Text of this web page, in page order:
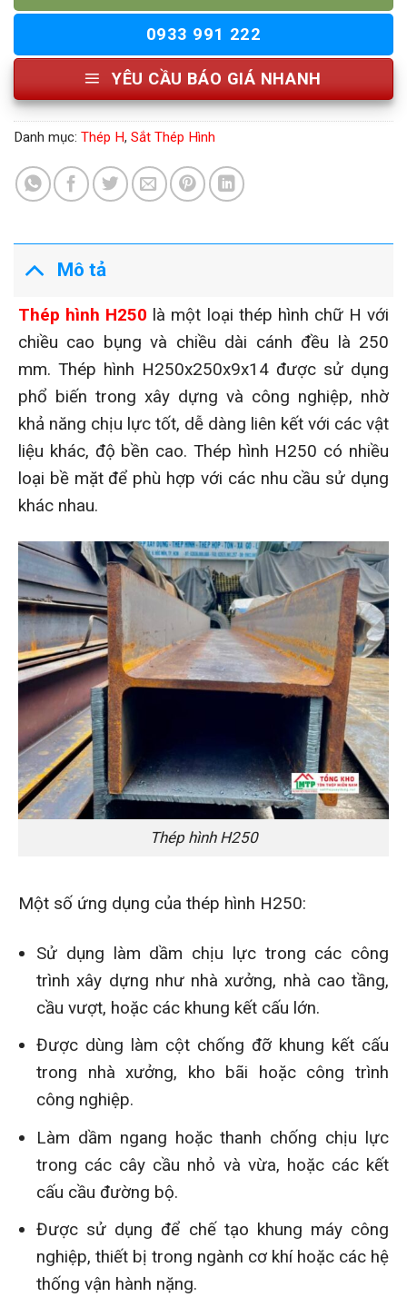
0933 991 222
YÊU CẦU BÁO GIÁ NHANH
Danh mục: Thép H, Sắt Thép Hình
Mô tả
Thép hình H250 là một loại thép hình chữ H với
chiều cao bụng và chiều dài cánh đều là 250
mm. Thép hình H250x250x9x14 được sử dụng
phổ biến trong xây dựng và công nghiệp, nhờ
khả năng chịu lực tốt, dễ dàng liên kết với các vật
liệu khác, độ bền cao. Thép hình H250 có nhiều
loại bề mặt để phù hợp với các nhu cầu sử dụng
khác nhau.
Thép hình H250
Một số ứng dụng của thép hình H250:
Sử dụng làm dầm chịu lực trong các công
trình xây dựng như nhà xưởng, nhà cao tầng,
cầu vượt, hoặc các khung kết cấu lớn.
Được dùng làm cột chống đỡ khung kết cấu
trong nhà xưởng, kho bãi hoặc công trình
công nghiệp.
Làm dầm ngang hoặc thanh chống chịu lực
trong các cây cầu nhỏ và vừa, hoặc các kết
cấu cầu đường bộ.
Được sử dụng để chế tạo khung máy công
nghiệp, thiết bị trong ngành cơ khí hoặc các hệ
thống vận hành nặng.